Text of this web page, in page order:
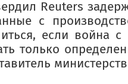
Reuters
с
если война с
только